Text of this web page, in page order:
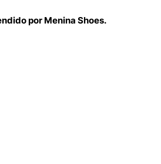
por Menina Shoes.